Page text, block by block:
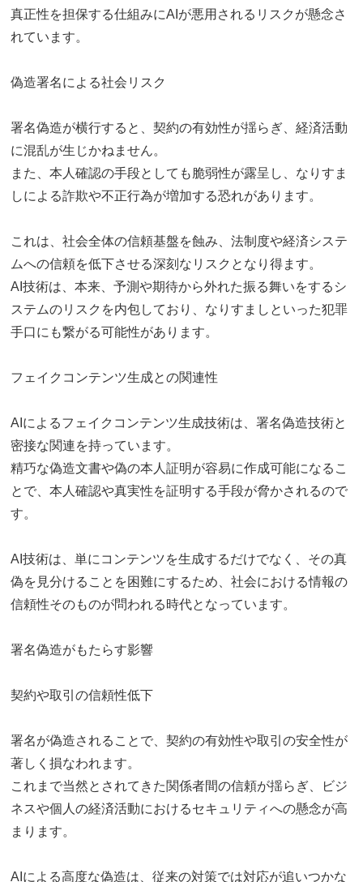
真正性を担保する仕組みにAIが悪用されるリスクが懸念さ
れています。
偽造署名による社会リスク
署名偽造が横行すると、契約の有効性が揺らぎ、経済活動
に混乱が生じかねません。
また、本人確認の手段としても脆弱性が露呈し、なりすま
しによる詐欺や不正行為が増加する恐れがあります。
これは、社会全体の信頼基盤を蝕み、法制度や経済システ
ムへの信頼を低下させる深刻なリスクとなり得ます。
AI技術は、本来、予測や期待から外れた振る舞いをするシ
ステムのリスクを内包しており、なりすましといった犯罪
手口にも繋がる可能性があります。
フェイクコンテンツ生成との関連性
AIによるフェイクコンテンツ生成技術は、署名偽造技術と
密接な関連を持っています。
精巧な偽造文書や偽の本人証明が容易に作成可能になるこ
とで、本人確認や真実性を証明する手段が脅かされるので
す。
AI技術は、単にコンテンツを生成するだけでなく、その真
偽を見分けることを困難にするため、社会における情報の
信頼性そのものが問われる時代となっています。
署名偽造がもたらす影響
契約や取引の信頼性低下
署名が偽造されることで、契約の有効性や取引の安全性が
著しく損なわれます。
これまで当然とされてきた関係者間の信頼が揺らぎ、ビジ
ネスや個人の経済活動におけるセキュリティへの懸念が高
まります。
AIによる高度な偽造は、従来の対策では対応が追いつかな